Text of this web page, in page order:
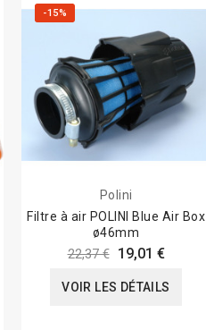
-15%
Polini
Filtre à air POLINI Blue Air Box
ø46mm
22,37 € 19,01 €
VOIR LES DÉTAILS